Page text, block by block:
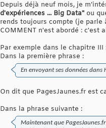
Depuis déjà neuf mois, je
d'expériences ... Big Data" ou
rends toujours compte (je
COMMENT n'est abordé : c'est
Par exemple dans le chapitre
Dans la première phrase :
En envoyant ses données dans
On dit que PagesJaunes.fr est
Dans la phrase suivante :
Maintenant que